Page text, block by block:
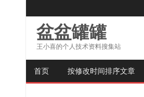
盆盆罐罐
王小喜的个人技术资料搜集站
首页 按修改时间排序文章